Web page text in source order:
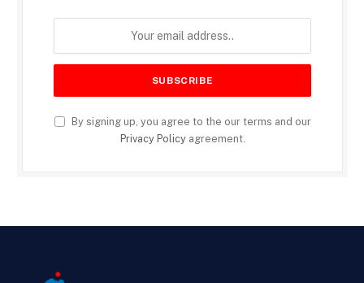
By signing up, you agree to the our terms and our
Privacy Policyagreement.